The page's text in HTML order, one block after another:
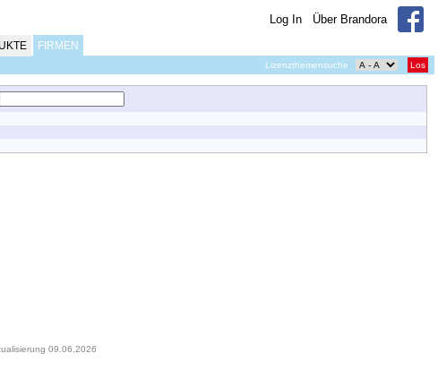
Log In Über Brandora
FIRMEN
Lizenzthemensuche Los
09.06.2026